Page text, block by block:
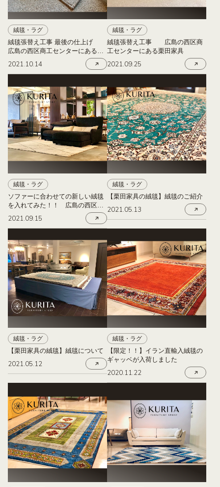
絨毯・ラグ
絨毯張替え工事 最後の仕上げ
広島の西区商工センターにある栗
田家具
2021.10.14
絨毯・ラグ
絨毯張替え工事 広島の西区商
工センターにある栗田家具
2021.09.25
絨毯・ラグ
ソファーに合わせての新しい絨毯
を入れてみた！！ 広島の西区商
工センターにある栗田家具
2021.09.15
絨毯・ラグ
【栗田家具の絨毯】絨毯のご紹介
2021.05.13
絨毯・ラグ
【栗田家具の絨毯】絨毯について
2021.05.12
絨毯・ラグ
【限定！！】イラン直輸入絨毯の
ギャッベが入荷しました
2020.11.22